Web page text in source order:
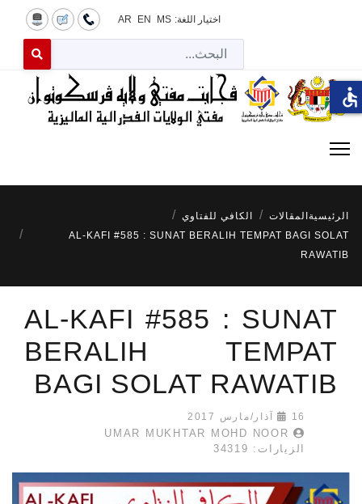
اختيار اللغة: MS
EN
AR
for results.
الرئيسية المقالات
الكافي للفتاوي
AL-KAFI #585 : SUNAT BERALIH TEMPAT BAGI SOLAT
RAWATIB
AL-KAFI #585 : SUNAT
BERALIH TEMPAT
BAGI SOLAT RAWATIB
16 آذار/مارس 2017
UMAR MUKHTAR MOHD NOOR
الزيارات: 34319
accessible